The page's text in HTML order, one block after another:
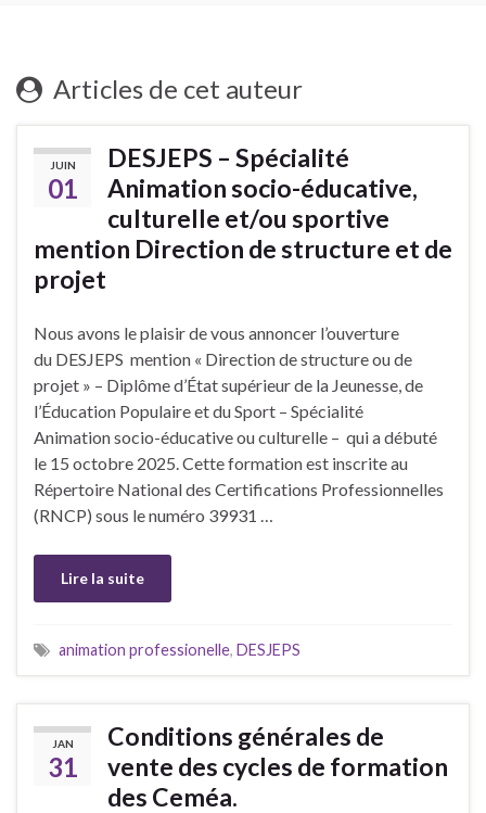
Articles de cet auteur
JUIN
01
DESJEPS – Spécialité
Animation socio-éducative,
culturelle et/ou sportive
mention Direction de structure et de
projet
Nous avons le plaisir de vous annoncer l’ouverture
du DESJEPS mention « Direction de structure ou de
projet » – Diplôme d’État supérieur de la Jeunesse, de
l’Éducation Populaire et du Sport – Spécialité
Animation socio-éducative ou culturelle – qui a débuté
le 15 octobre 2025. Cette formation est inscrite au
Répertoire National des Certifications Professionnelles
(RNCP) sous le numéro 39931 …
Lire la suite
animation professionelle, DESJEPS
JAN
31
Conditions générales de
vente des cycles de formation
des Ceméa.